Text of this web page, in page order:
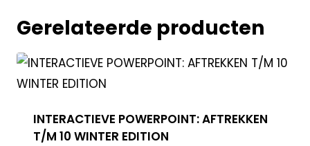
Gerelateerde producten
INTERACTIEVE POWERPOINT: AFTREKKEN
T/M 10 WINTER EDITION